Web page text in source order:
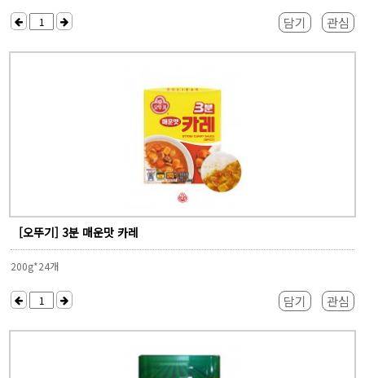
담기 관심
[오뚜기] 3분 매운맛 카레
200g*24개
담기 관심